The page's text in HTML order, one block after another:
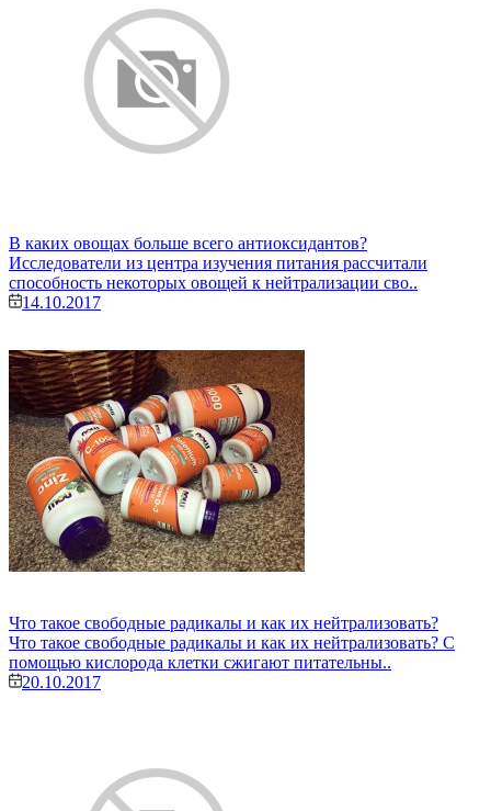
В каких овощах больше всего антиоксидантов?
Исследователи из центра изучения питания рассчитали
способность некоторых овощей к нейтрализации сво..
14.10.2017
Что такое свободные радикалы и как их нейтрализовать?
Что такое свободные радикалы и как их нейтрализовать? С
помощью кислорода клетки сжигают питательны..
20.10.2017